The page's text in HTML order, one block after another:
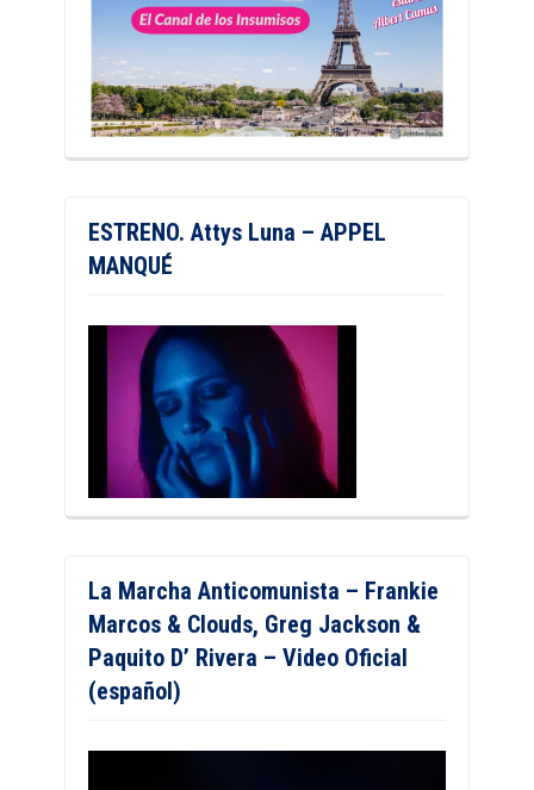
ESTRENO. Attys Luna – APPEL
MANQUÉ
La Marcha Anticomunista – Frankie
Marcos & Clouds, Greg Jackson &
Paquito D’ Rivera – Video Oficial
(español)